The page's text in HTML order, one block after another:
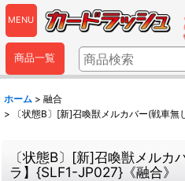
MENU
商品一覧
ホーム > 融合
>
〔状態B〕[新]召喚獣メルカバー(戦車
〔状態B〕[新]召喚獣メルカ
ラ】{SLF1-JP027}《融合》